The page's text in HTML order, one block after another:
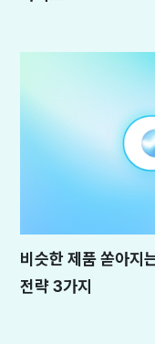
비슷한 제품 쏟아지
전략 3가지